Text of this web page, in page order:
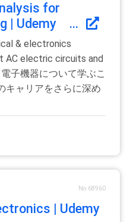
for
| Udemy ...
& electronics
AC electric circuits and
子機器について学ぶこ
キャリアをさらに深め
No.68960
| Udemy